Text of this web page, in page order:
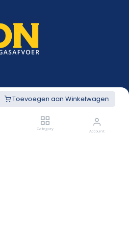
Toevoegen aan Winkelwagen
Category Account